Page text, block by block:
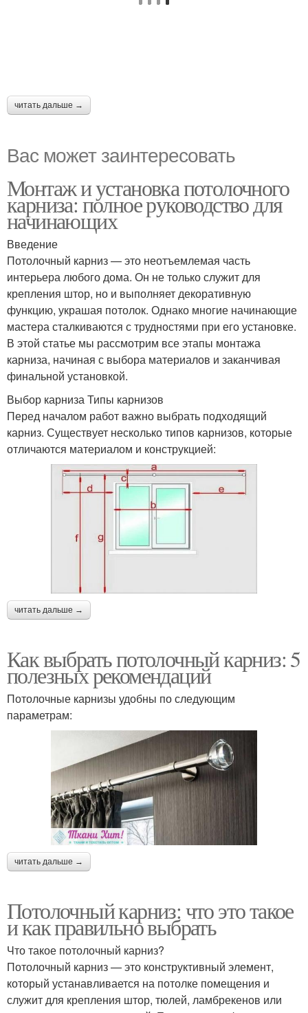
читать дальше →
Вас может заинтересовать
Монтаж и установка потолочного
карниза: полное руководство для
начинающих
Введение
Потолочный карниз — это неотъемлемая часть
интерьера любого дома. Он не только служит для
крепления штор, но и выполняет декоративную
функцию, украшая потолок. Однако многие начинающие
мастера сталкиваются с трудностями при его установке.
В этой статье мы рассмотрим все этапы монтажа
карниза, начиная с выбора материалов и заканчивая
финальной установкой.
Выбор карниза Типы карнизов
Перед началом работ важно выбрать подходящий
карниз. Существует несколько типов карнизов, которые
отличаются материалом и конструкцией:
читать дальше →
Как выбрать потолочный карниз: 5
полезных рекомендаций
Потолочные карнизы удобны по следующим
параметрам:
читать дальше →
Потолочный карниз: что это такое
и как правильно выбрать
Что такое потолочный карниз?
Потолочный карниз — это конструктивный элемент,
который устанавливается на потолке помещения и
служит для крепления штор, тюлей, ламбрекенов или